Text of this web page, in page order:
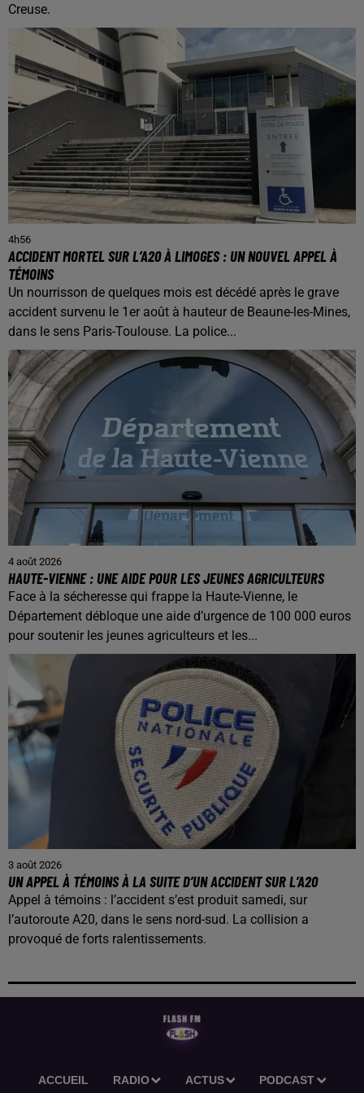
Creuse.
4h56
ACCIDENT MORTEL SUR L’A20 À LIMOGES : UN NOUVEL APPEL À
TÉMOINS
Un nourrisson de quelques mois est décédé après le grave
accident survenu le 1er août à hauteur de Beaune-les-Mines,
dans le sens Paris-Toulouse. La police...
4 août 2026
HAUTE-VIENNE : UNE AIDE POUR LES JEUNES AGRICULTEURS
Face à la sécheresse qui frappe la Haute-Vienne, le
Département débloque une aide d’urgence de 100 000 euros
pour soutenir les jeunes agriculteurs et les...
3 août 2026
UN APPEL À TÉMOINS À LA SUITE D’UN ACCIDENT SUR L’A20
Appel à témoins : l’accident s’est produit samedi, sur
l’autoroute A20, dans le sens nord-sud. La collision a
provoqué de forts ralentissements.
ACCUEIL RADIO ACTUS PODCAST